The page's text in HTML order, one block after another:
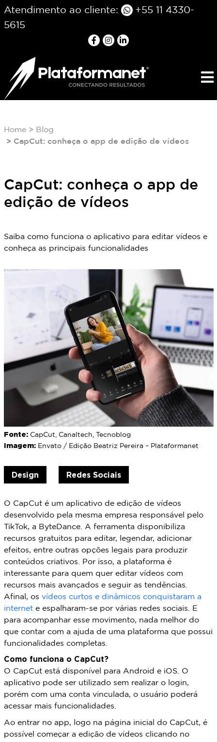
Atendimento ao cliente:
+55 11 4330-
5615
Home
Blog
CapCut: conheça o app de edição de vídeos
CapCut: conheça o app de
edição de vídeos
Saiba como funciona o aplicativo para editar vídeos e
conheça as principais funcionalidades
Fonte: CapCut, Canaltech, Tecnoblog
Imagem: Envato / Edição Beatriz Pereira – Plataformanet
Design Redes Sociais
O CapCut é um aplicativo de edição de vídeos
desenvolvido pela mesma empresa responsável pelo
TikTok, a ByteDance. A ferramenta disponibiliza
recursos gratuitos para editar, legendar, adicionar
efeitos, entre outras opções legais para produzir
conteúdos criativos. Por isso, a plataforma é
interessante para quem quer editar vídeos com
recursos mais avançados e seguir as tendências.
Afinal, os vídeos curtos e dinâmicos conquistaram a
internete espalharam-se por várias redes sociais. E
para acompanhar esse movimento, nada melhor do
que contar com a ajuda de uma plataforma que possui
funcionalidades completas.
Como funciona o CapCut?
O CapCut está disponível para Android e iOS. O
aplicativo pode ser utilizado sem realizar o login,
porém com uma conta vinculada, o usuário poderá
acessar mais funcionalidades.
Ao entrar no app, logo na página inicial do CapCut, é
possível começar a edição de vídeos clicando no